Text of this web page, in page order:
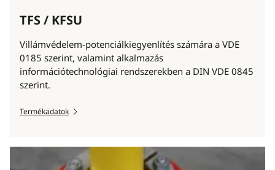
TFS / KFSU
Villámvédelem-potenciálkiegyenlítés számára a VDE
0185 szerint, valamint alkalmazás
információtechnológiai rendszerekben a DIN VDE 0845
szerint.
Termékadatok